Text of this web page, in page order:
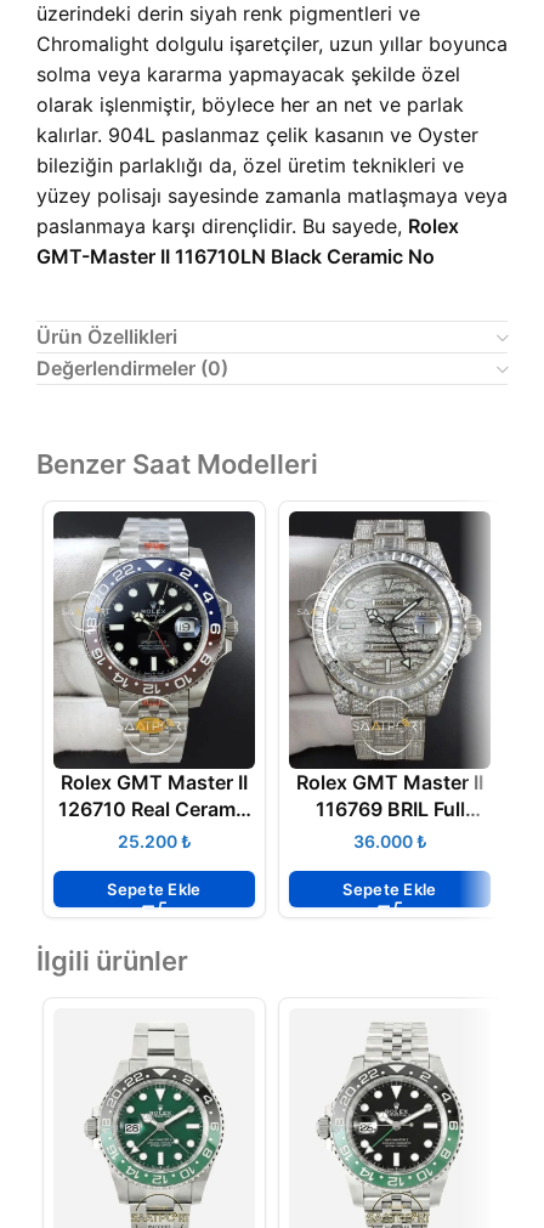
üzerindeki derin siyah renk pigmentleri ve
Chromalight dolgulu işaretçiler, uzun yıllar boyunca
solma veya kararma yapmayacak şekilde özel
olarak işlenmiştir, böylece her an net ve parlak
kalırlar. 904L paslanmaz çelik kasanın ve Oyster
bileziğin parlaklığı da, özel üretim teknikleri ve
yüzey polisajı sayesinde zamanla matlaşmaya veya
paslanmaya karşı dirençlidir. Bu sayede, Rolex
GMT-Master II 116710LN Black Ceramic No
Ürün Özellikleri
Değerlendirmeler (0)
Benzer Saat Modelleri
Rolex GMT Master II
126710 Real Ceramic
904L Noob Super
₺
Sepete Ekle
Rolex GMT Master II
116769 BRIL Full
Diamonds Watch
₺
Sepete Ekle
İlgili ürünler